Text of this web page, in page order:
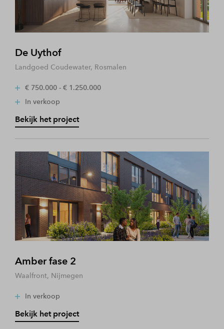
De Uythof
Landgoed Coudewater, Rosmalen
€ 750.000 - € 1.250.000
In verkoop
Bekijk het project
Amber fase 2
Waalfront, Nijmegen
In verkoop
Bekijk het project